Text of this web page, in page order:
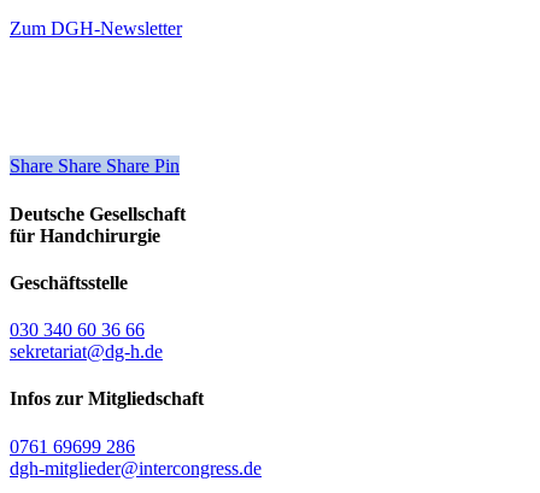
Zum DGH-Newsletter
Share
Share Share Share Pin
Deutsche Gesellschaft
für Handchirurgie
Geschäftsstelle
030 340 60 36 66
sekretariat@dg-h.de
Infos zur Mitgliedschaft
0761 69699 286
dgh-mitglieder@intercongress.de